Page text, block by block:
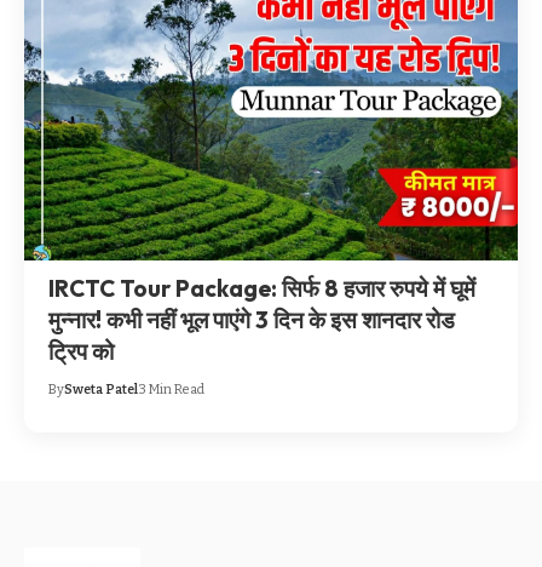
IRCTC Tour Package: सिर्फ 8 हजार रुपये में घूमें
मुन्नार! कभी नहीं भूल पाएंगे 3 दिन के इस शानदार रोड
ट्रिप को
BySweta Patel3 Min Read